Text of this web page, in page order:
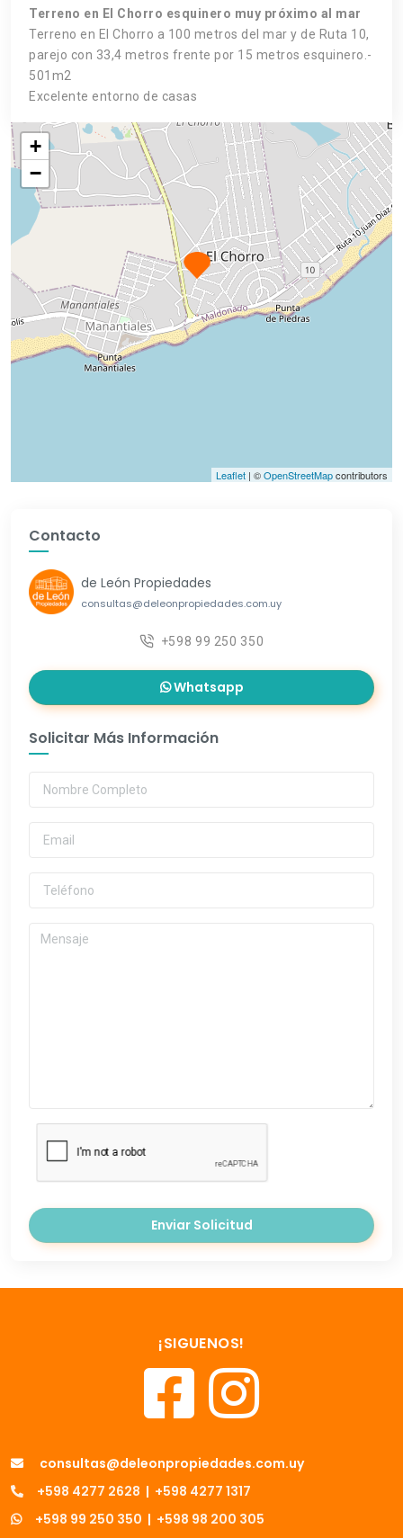
Terreno en El Chorro esquinero muy próximo al mar
Terreno en El Chorro a 100 metros del mar y de Ruta 10,
parejo con 33,4 metros frente por 15 metros esquinero.-
501m2
Excelente entorno de casas
+
−
Leaflet | ©OpenStreetMapcontributors
Contacto
de León Propiedades
consultas@deleonpropiedades.com.uy
+598 99 250 350
Whatsapp
Solicitar Más Información
Enviar Solicitud
¡SIGUENOS!
consultas@deleonpropiedades.com.uy
+598 4277 2628 | +598 4277 1317
+598 99 250 350 | +598 98 200 305